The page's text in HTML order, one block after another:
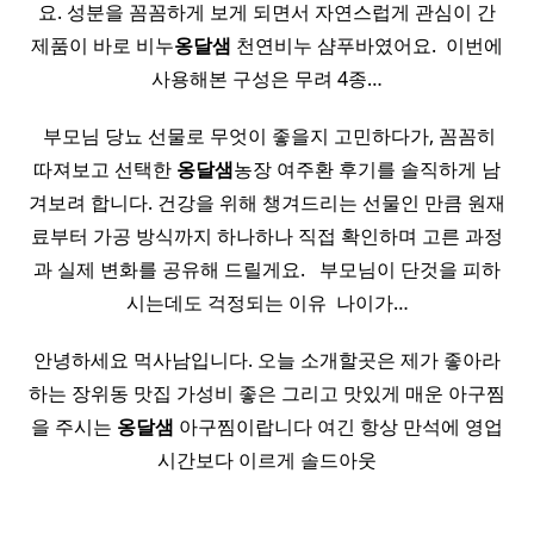
요. 성분을 꼼꼼하게 보게 되면서 자연스럽게 관심이 간
제품이 바로 비누옹달샘 천연비누 샴푸바였어요. ​ 이번에
사용해본 구성은 무려 4종…
​ 부모님 당뇨 선물로 무엇이 좋을지 고민하다가, 꼼꼼히
따져보고 선택한 옹달샘농장 여주환 후기를 솔직하게 남
겨보려 합니다. 건강을 위해 챙겨드리는 선물인 만큼 원재
료부터 가공 방식까지 하나하나 직접 확인하며 고른 과정
과 실제 변화를 공유해 드릴게요. ​ ​ 부모님이 단것을 피하
시는데도 걱정되는 이유 ​ 나이가…
안녕하세요 먹사남입니다. 오늘 소개할곳은 제가 좋아라
하는 장위동 맛집 가성비 좋은 그리고 맛있게 매운 아구찜
을 주시는 옹달샘 아구찜이랍니다 여긴 항상 만석에 영업
시간보다 이르게 솔드아웃